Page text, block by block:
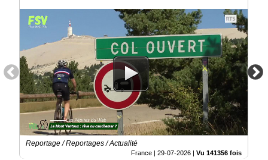
Reportage / Reportages / Actualité
France | 29-07-2026 | Vu 141356 fois